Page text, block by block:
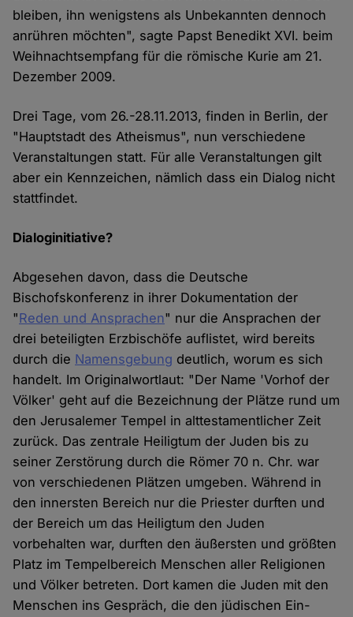
bleiben, ihn wenigstens als Unbekannten dennoch
anrühren möchten", sagte Papst Benedikt XVI. beim
Weihnachtsempfang für die römische Kurie am 21.
Dezember 2009.
Drei Tage, vom 26.-28.11.2013, finden in Berlin, der
"Hauptstadt des Atheismus", nun verschiedene
Veranstaltungen statt. Für alle Veranstaltungen gilt
aber ein Kennzeichen, nämlich dass ein Dialog nicht
stattfindet.
Dialoginitiative?
Abgesehen davon, dass die Deutsche
Bischofskonferenz in ihrer Dokumentation der
"Reden und Ansprachen" nur die Ansprachen der
drei beteiligten Erzbischöfe auflistet, wird bereits
durch die Namensgebung deutlich, worum es sich
handelt. Im Originalwortlaut: "Der Name 'Vorhof der
Völker' geht auf die Bezeichnung der Plätze rund um
den Jerusalemer Tempel in alttestamentlicher Zeit
zurück. Das zentrale Heiligtum der Juden bis zu
seiner Zerstörung durch die Römer 70 n. Chr. war
von verschiedenen Plätzen umgeben. Während in
den innersten Bereich nur die Priester durften und
der Bereich um das Heiligtum den Juden
vorbehalten war, durften den äußersten und größten
Platz im Tempelbereich Menschen aller Religionen
und Völker betreten. Dort kamen die Juden mit den
Menschen ins Gespräch, die den jüdischen Ein-